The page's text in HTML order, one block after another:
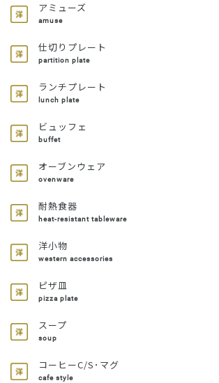
アミューズ
amuse
仕切りプレート
partition plate
ランチプレート
lunch plate
ビュッフェ
buffet
オーブンウェア
ovenware
耐熱食器
heat-resistant tableware
洋小物
western accessories
ピザ皿
pizza plate
スープ
soup
コーヒーC/S･マグ
cafe style